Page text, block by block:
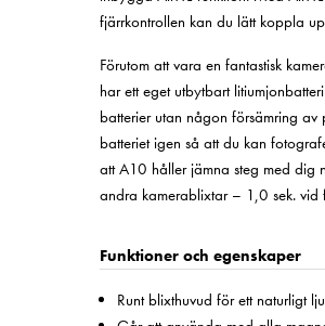
fjärrkontrollen kan du lätt koppla
Förutom att vara en fantastisk
har ett eget utbytbart
batterier utan någon försämring
batteriet igen så att du kan
att A10 håller jämna steg med dig
andra kamerablixtar – 1,0 sek. vid
Funktioner och egenskaper
Runt blixthuvud för ett naturligt